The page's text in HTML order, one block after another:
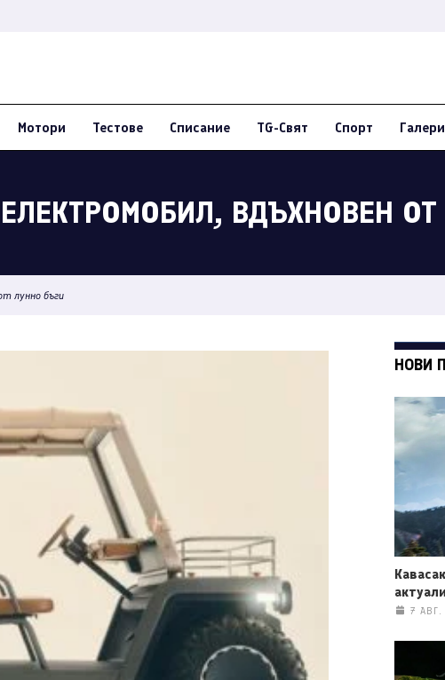
Мотори Тестове Списание TG-Свят Спорт
ВДЪХНОВЕН
лунно бъги
НОВИ
7 АВГ.